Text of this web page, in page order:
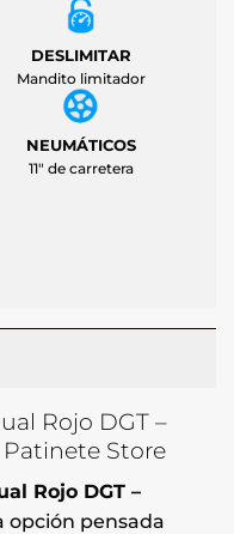
DESLIMITAR
Mandito limitador
NEUMÁTICOS
11" de carretera
Rojo DGT –
Store
Rojo DGT –
opción pensada